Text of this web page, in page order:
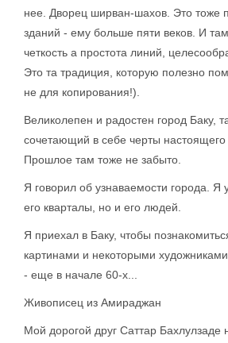
нее. Дворец ширван-шахов. Это тоже
зданий - ему больше пяти веков. И
четкость а простота линий,
Это та традиция, которую полезно
не для копирования!).
Великолепен и радостен город Баку,
сочетающий в себе черты настоящего
Прошлое там тоже не забыто.
Я говорил об узнаваемости города. Я
его кварталы, но и его людей.
Я приехал в Баку, чтобы
картинами и некоторыми
- еще в начале 60-х...
Живописец из Амираджан
Мой дорогой друг Саттар Бахлулзаде